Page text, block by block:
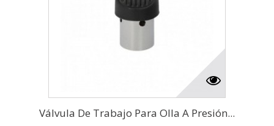
Válvula De Trabajo Para Olla A Presión...